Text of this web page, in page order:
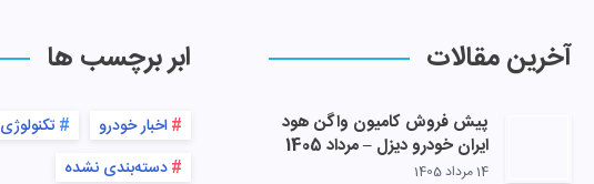
آخرین مقالات
پیش فروش کامیون واگن هود
ایران خودرو دیزل – مرداد 1405
14 مرداد 1405
ابر برچسب ها
اخبار خودرو
تکنولوژی
دسته‌بندی نشده